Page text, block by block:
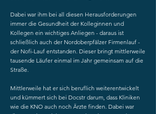
Dabei war ihm bei all diesen Herausforderungen
immer die Gesundheit der Kolleginnen und
Kollegen ein wichtiges Anliegen - daraus ist
schließlich auch der Nordoberpfälzer Firmenlauf -
der Nofi-Lauf entstanden. Dieser bringt mittlerweile
tausende Läufer einmal im Jahr gemeinsam auf die
Straße.
Mittlerweile hat er sich beruflich weiterentwickelt
und kümmert sich bei Docstr darum, dass Kliniken
wie die KNO auch noch Ärzte finden. Dabei war